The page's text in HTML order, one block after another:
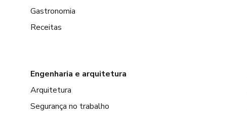
Gastronomia
Receitas
Engenharia e arquitetura
Arquitetura
Segurança no trabalho